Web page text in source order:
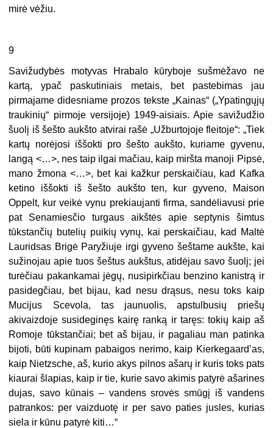
mirė vėžiu.
9
Savižudybės motyvas Hrabalo kūryboje sušmėžavo ne
kartą, ypač paskutiniais metais, bet pastebimas jau
pirmajame didesniame prozos tekste „Kainas“ („Ypatingųjų
traukinių“ pirmoje versijoje) 1949-aisiais. Apie savižudžio
šuolį iš šešto aukšto atvirai rašė „Užburtojoje fleitoje“: „Tiek
kartų norėjosi iššokti pro šešto aukšto, kuriame gyvenu,
langą <…>, nes taip ilgai mačiau, kaip miršta manoji Pipsė,
mano žmona <…>, bet kai kažkur perskaičiau, kad Kafka
ketino iššokti iš šešto aukšto ten, kur gyveno, Maison
Oppelt, kur veikė vynu prekiaujanti firma, sandėliavusi prie
pat Senamiesčio turgaus aikštės apie septynis šimtus
tūkstančių butelių puikių vynų, kai perskaičiau, kad Maltė
Lauridsas Brigė Paryžiuje irgi gyveno šeštame aukšte, kai
sužinojau apie tuos šeštus aukštus, atidėjau savo šuolį; jei
turėčiau pakankamai jėgų, nusipirkčiau benzino kanistrą ir
pasidegčiau, bet bijau, kad nesu drąsus, nesu toks kaip
Mucijus Scevola, tas jaunuolis, apstulbusių priešų
akivaizdoje susideginęs kairę ranką ir taręs: tokių kaip aš
Romoje tūkstančiai; bet aš bijau, ir pagaliau man patinka
bijoti, būti kupinam pabaigos nerimo, kaip Kierkegaard’as,
kaip Nietzsche, aš, kurio akys pilnos ašarų ir kuris toks pats
kiaurai šlapias, kaip ir tie, kurie savo akimis patyrė ašarines
dujas, savo kūnais – vandens srovės smūgį iš vandens
patrankos: per vaizduotę ir per savo paties jusles, kurias
siela ir kūnu patyrė kiti…“